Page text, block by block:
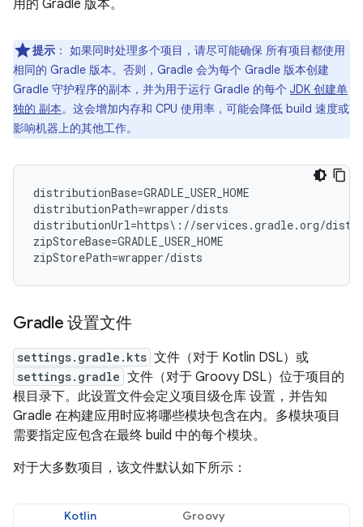
用的 Gradle 版本。
提示 ： 如果同时处理多个项目，请尽可能确保 所有项目都使用
相同的 Gradle 版本。否则，Gradle 会为每个 Gradle 版本创建
Gradle 守护程序的副本，并为用于运行 Gradle 的每个 JDK 创建单
独的 副本。这会增加内存和 CPU 使用率，可能会降低 build 速度或
影响机器上的其他工作。
distributionBase=GRADLE_USER_HOME
distributionPath=wrapper/dists
distributionUrl=https\://services.gradle.org/
zipStoreBase=GRADLE_USER_HOME
Gradle 设置文件
settings.gradle.kts 文件（对于 Kotlin DSL）或
settings.gradle 文件（对于 Groovy DSL）位于项目的
根目录下。此设置文件会定义项目级仓库 设置，并告知
Gradle 在构建应用时应将哪些模块包含在内。多模块项目
需要指定应包含在最终 build 中的每个模块。
对于大多数项目，该文件默认如下所示：
Kotlin Groovy